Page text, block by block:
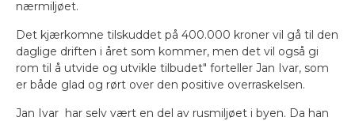
nærmiljøet.
Det kjærkomne tilskuddet på 400.000 kroner vil gå til den
daglige driften i året som kommer, men det vil også gi
rom til å utvide og utvikle tilbudet" forteller Jan Ivar, som
er både glad og rørt over den positive overraskelsen.
Jan Ivar har selv vært en del av rusmiljøet i byen. Da han